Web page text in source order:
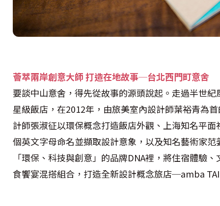
薈萃兩岸創意大師打造在地故事─台北西門町意舍
要談中山意舍，得先從故事的源頭說起。走過半世
星級飯店，在2012年，由旅美室內設計師葉裕青為
計師張淑征以環保概念打造飯店外觀、上海知名平
個英文字母命名並擷取設計意象，以及知名藝術家
「環保、科技與創意」的品牌DNA裡，將住宿體驗
食饗宴混搭組合，打造全新設計概念旅店─amba